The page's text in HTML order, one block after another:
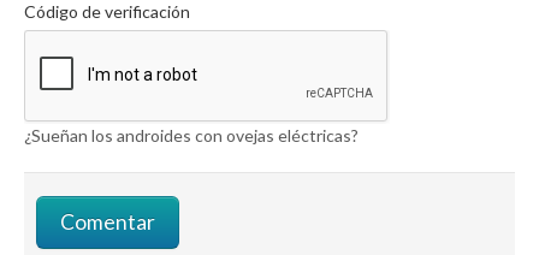
Código de verificación
¿Sueñan los androides con ovejas eléctricas?